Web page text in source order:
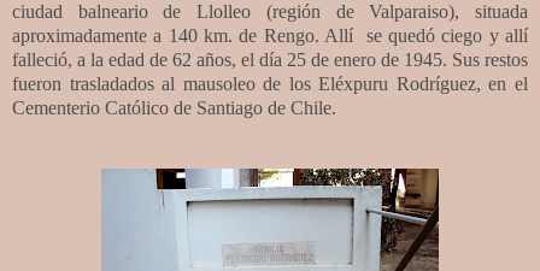
ciudad balneario de Llolleo (región de Valparaiso), situada
aproximadamente a 140 km. de Rengo. Allí se quedó ciego y allí
falleció, a la edad de 62 años, el día 25 de enero de 1945. Sus restos
fueron trasladados al mausoleo de los Eléxpuru Rodríguez, en el
Cementerio Católico de Santiago de Chile.